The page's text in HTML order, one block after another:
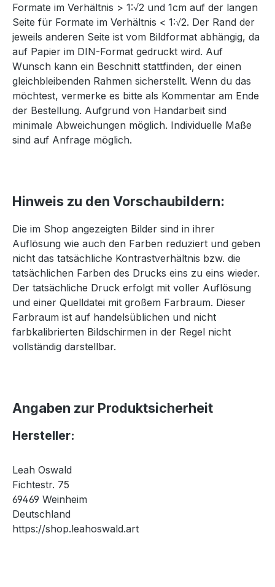
Formate im Verhältnis > 1:√2 und 1cm auf der langen
Seite für Formate im Verhältnis < 1:√2. Der Rand der
jeweils anderen Seite ist vom Bildformat abhängig, da
auf Papier im DIN-Format gedruckt wird. Auf
Wunsch kann ein Beschnitt stattfinden, der einen
gleichbleibenden Rahmen sicherstellt. Wenn du das
möchtest, vermerke es bitte als Kommentar am Ende
der Bestellung. Aufgrund von Handarbeit sind
minimale Abweichungen möglich. Individuelle Maße
sind auf Anfrage möglich.
Hinweis zu den Vorschaubildern:
Die im Shop angezeigten Bilder sind in ihrer
Auflösung wie auch den Farben reduziert und geben
nicht das tatsächliche Kontrastverhältnis bzw. die
tatsächlichen Farben des Drucks eins zu eins wieder.
Der tatsächliche Druck erfolgt mit voller Auflösung
und einer Quelldatei mit großem Farbraum. Dieser
Farbraum ist auf handelsüblichen und nicht
farbkalibrierten Bildschirmen in der Regel nicht
vollständig darstellbar.
Angaben zur Produktsicherheit
Hersteller:
Leah Oswald
Fichtestr. 75
69469 Weinheim
Deutschland
https://shop.leahoswald.art